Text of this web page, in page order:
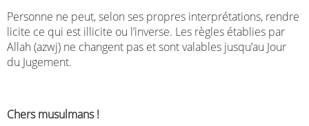
Personne ne peut, selon ses propres interprétations, rendre
licite ce qui est illicite ou l’inverse. Les règles établies par
Allah (azwj) ne changent pas et sont valables jusqu’au Jour
du Jugement.
Chers musulmans !